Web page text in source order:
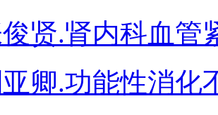
贤.肾内科血管
卿.功能性消化